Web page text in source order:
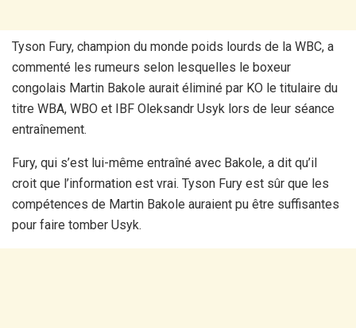
Tyson Fury, champion du monde poids lourds de la WBC, a
commenté les rumeurs selon lesquelles le boxeur
congolais Martin Bakole aurait éliminé par KO le titulaire du
titre WBA, WBO et IBF Oleksandr Usyk lors de leur séance
entraînement.
Fury, qui s’est lui-même entraîné avec Bakole, a dit qu’il
croit que l’information est vrai. Tyson Fury est sûr que les
compétences de Martin Bakole auraient pu être suffisantes
pour faire tomber Usyk.